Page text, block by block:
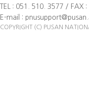
TEL : 051. 510. 3577 / FAX
E-mail :
COPYRIGHT (C) PUSAN